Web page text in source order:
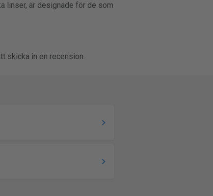
linser, är designade för de som
skicka in en recension.